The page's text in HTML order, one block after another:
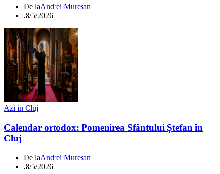
De laAndrei Mureșan
.8/5/2026
Azi in Cluj
Calendar ortodox: Pomenirea Sfântului Ștefan în
Cluj
De laAndrei Mureșan
.8/5/2026